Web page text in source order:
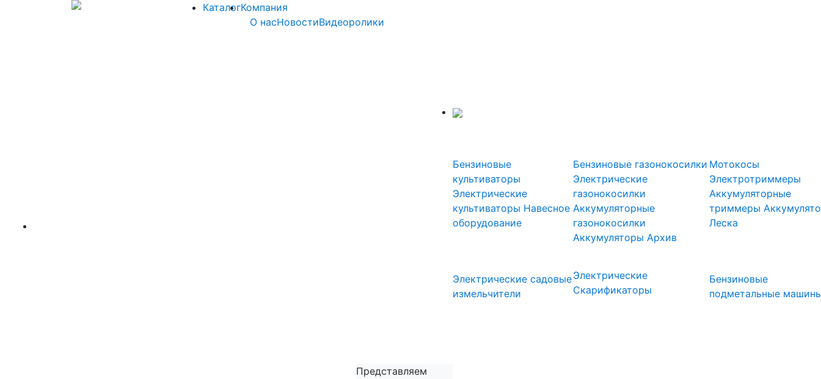
КаталогКомпания
О насНовостиВидеоролики
Представляем
Бензиновые
культиваторы
Электрические
культиваторы Навесное
оборудование
Электрические садовые
измельчители
Бензиновые газонокосилки
Электрические
газонокосилки
Аккумуляторные
газонокосилки
Аккумуляторы Архив
Электрические
Скарификаторы
Мотокосы
Электротриммеры
Аккумуляторные
триммеры
Леска
Бензиновые
подметальные